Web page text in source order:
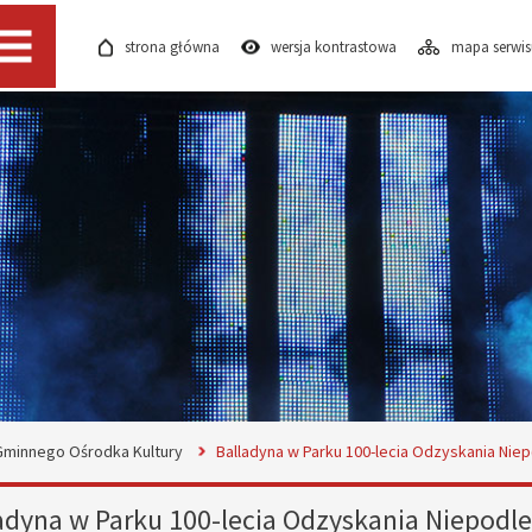
Menu strona główna wersja kontrastowa mapa
Ośrodka Kultury Balladyna w Parku 100-lecia Odzyskania
w Parku 100-lecia Odzyskania